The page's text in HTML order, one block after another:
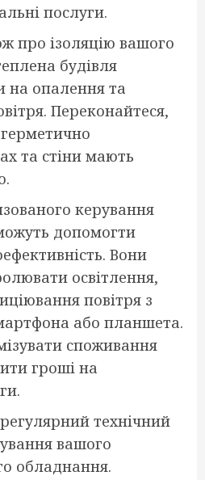
послуги.
про ізоляцію вашого
будівля
на опалення та
Переконайтеся,
та стіни мають
керування
допомогти
Вони
освітлення,
повітря з
або планшета.
споживання
гроші на
технічний
вашого
обладнання.